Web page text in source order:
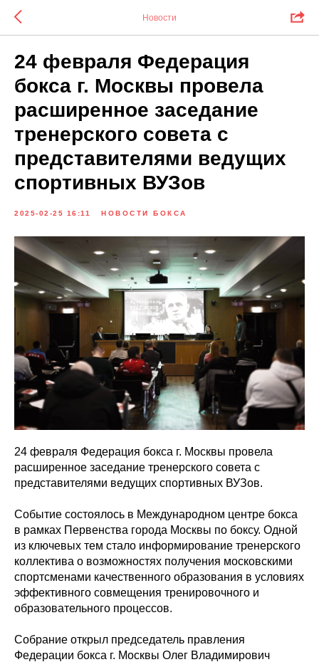
Новости
24 февраля Федерация
бокса г. Москвы провела
расширенное заседание
тренерского совета с
представителями ведущих
спортивных ВУЗов
2025-02-25 16:11 НОВОСТИ БОКСА
24 февраля Федерация бокса г. Москвы провела
расширенное заседание тренерского совета с
представителями ведущих спортивных ВУЗов.
Событие состоялось в Международном центре бокса
в рамках Первенства города Москвы по боксу. Одной
из ключевых тем стало информирование тренерского
коллектива о возможностях получения московскими
спортсменами качественного образования в условиях
эффективного совмещения тренировочного и
образовательного процессов.
Собрание открыл председатель правления
Федерации бокса г. Москвы Олег Владимирович